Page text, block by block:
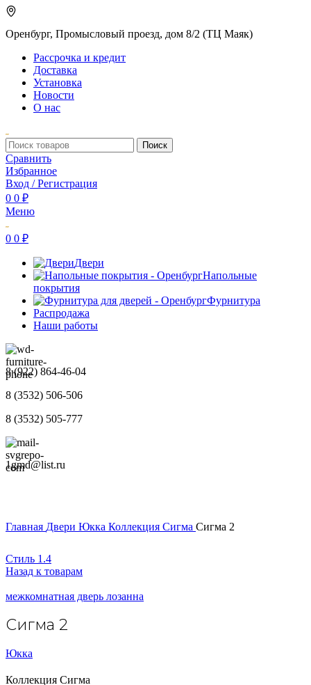
Оренбург, Промысловый проезд, дом 8/2 (ТЦ Маяк)
Рассрочка и кредит
Доставка
Установка
Новости
О нас
Поиск
Сравнить
Избранное
Вход / Регистрация
0 0 ₽
Меню
0 0 ₽
Двери
Напольные
покрытия
Фурнитура
Распродажа
Наши работы
8 (922) 864-46-04
8 (3532) 506-506
8 (3532) 505-777
1gmd@list.ru
Главная Двери Юкка Коллекция Сигма Сигма 2
Стиль 1.4
Назад к товарам
межкомнатная дверь лозанна
Сигма 2
Юкка
Коллекция Сигма